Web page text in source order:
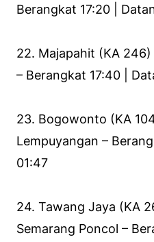
Berangkat 17:20 |
22. Majapahit (KA 246)
– Berangkat 17:40 |
23. Bogowonto (KA
Lempuyangan –
01:47
24. Tawang Jaya (KA
Semarang Poncol –